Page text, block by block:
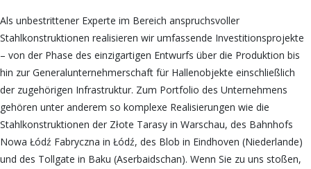
Als unbestrittener Experte im Bereich anspruchsvoller
Stahlkonstruktionen realisieren wir umfassende Investitionsprojekte
– von der Phase des einzigartigen Entwurfs über die Produktion bis
hin zur Generalunternehmerschaft für Hallenobjekte einschließlich
der zugehörigen Infrastruktur. Zum Portfolio des Unternehmens
gehören unter anderem so komplexe Realisierungen wie die
Stahlkonstruktionen der Złote Tarasy in Warschau, des Bahnhofs
Nowa Łódź Fabryczna in Łódź, des Blob in Eindhoven (Niederlande)
und des Tollgate in Baku (Aserbaidschan). Wenn Sie zu uns stoßen,